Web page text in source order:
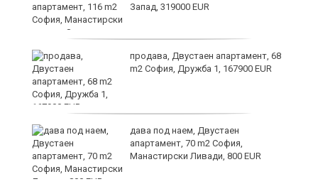
Запад, 319000 EUR
продава, Двустаен апартамент, 68
m2 София, Дружба 1, 167900 EUR
дава под наем, Двустаен
апартамент, 70 m2 София,
Манастирски Ливади, 800 EUR